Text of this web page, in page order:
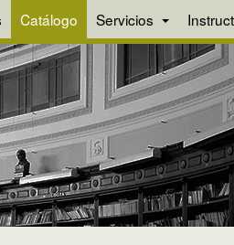
Catálogo Servicios